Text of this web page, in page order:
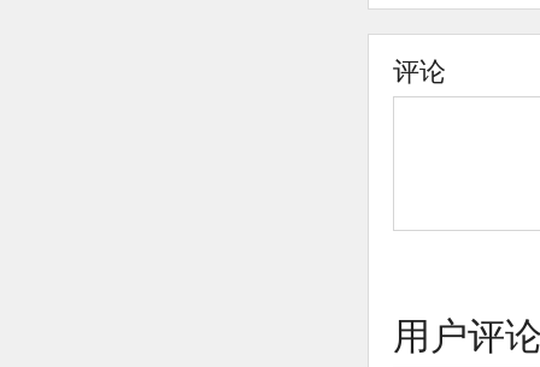
评论
用户评